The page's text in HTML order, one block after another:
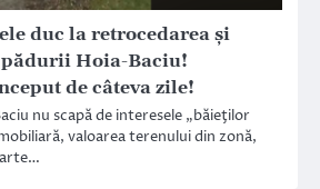
duc la retrocedarea şi
pădurii Hoia-Baciu!
de câteva zile!
nu scapă de interesele „băieţilor
valoarea terenului din zonă,